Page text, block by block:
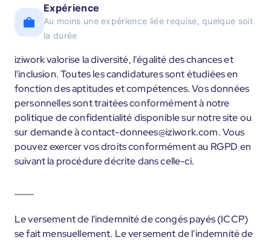
Expérience
Au moins une expérience liée requise, quelque soit
la durée
iziwork valorise la diversité, l'égalité des chances et
l'inclusion. Toutes les candidatures sont étudiées en
fonction des aptitudes et compétences. Vos données
personnelles sont traitées conformément à notre
politique de confidentialité disponible sur notre site ou
sur demande à contact-donnees@iziwork.com. Vous
pouvez exercer vos droits conformément au RGPD en
suivant la procédure décrite dans celle-ci.
Le versement de l'indemnité de congés payés (ICCP)
se fait mensuellement. Le versement de l'indemnité de